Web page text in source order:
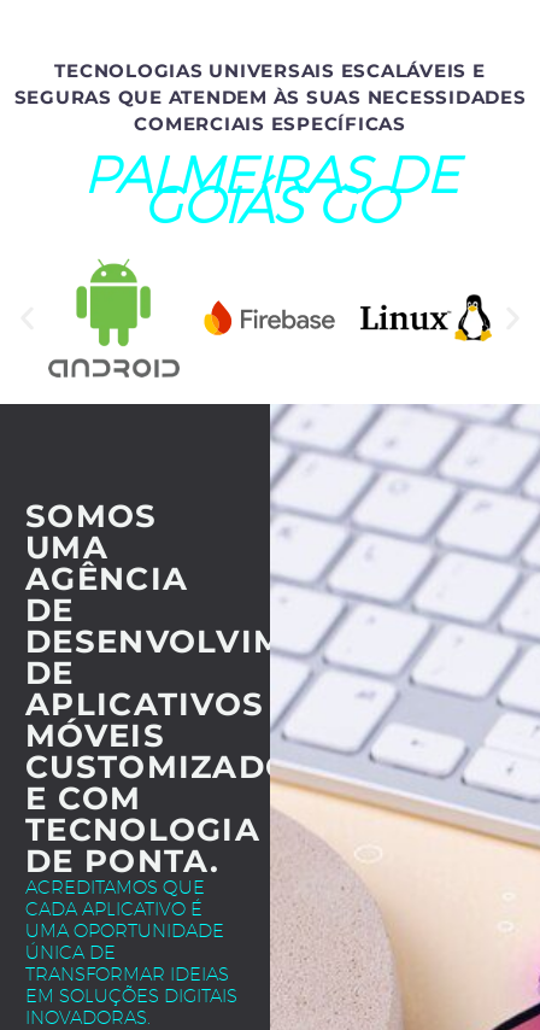
TECNOLOGIAS UNIVERSAIS ESCALÁVEIS E
SEGURAS QUE ATENDEM ÀS SUAS NECESSIDADES
COMERCIAIS ESPECÍFICAS
PALMEIRAS DE
GOIÁS GO
SOMOS
UMA
AGÊNCIA
DE
DESENVOLVIMENTO
DE
APLICATIVOS
MÓVEIS
CUSTOMIZADOS
E COM
TECNOLOGIA
DE PONTA.
ACREDITAMOS QUE
CADA APLICATIVO É
UMA OPORTUNIDADE
ÚNICA DE
TRANSFORMAR IDEIAS
EM SOLUÇÕES DIGITAIS
INOVADORAS.